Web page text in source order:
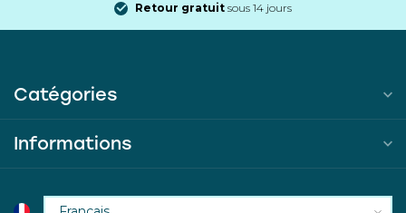
Retour gratuit sous 14 jours
Catégories
Informations